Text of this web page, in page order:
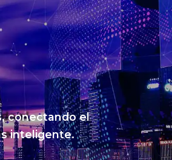
conectando el
inteligente.